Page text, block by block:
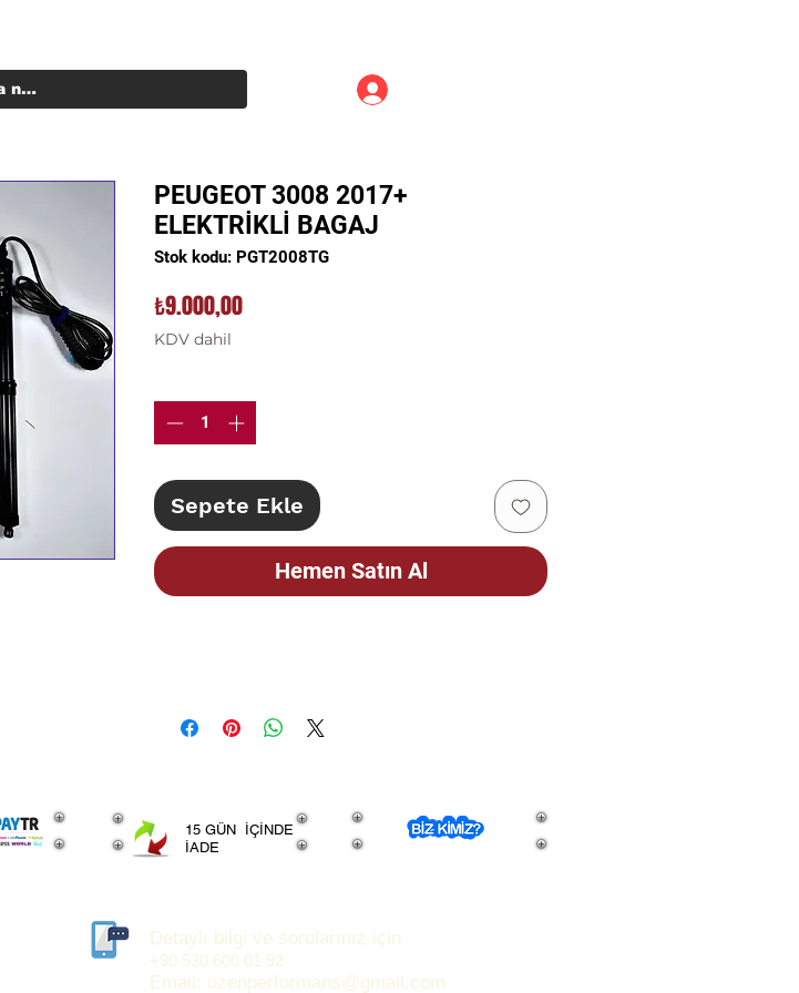
PEUGEOT 3008 2017+
ELEKTRİKLİ BAGAJ
Stok kodu: PGT2008TG
₺9.000,00Fiyat
KDV dahil
Sepete Ekle
Hemen Satın Al
BİLGİSİ İÇİN LÜTFEN SORUNUZ.
15 GÜN İÇİNDE
İADE
Detaylı bilgi ve sorularınız için
+90 530 600 01 92
Email: ozenperformans@gmail.com